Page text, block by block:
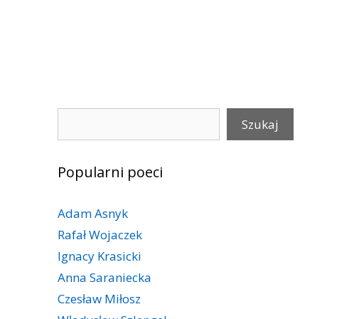
Szukaj
Popularni poeci
Adam Asnyk
Rafał Wojaczek
Ignacy Krasicki
Anna Saraniecka
Czesław Miłosz